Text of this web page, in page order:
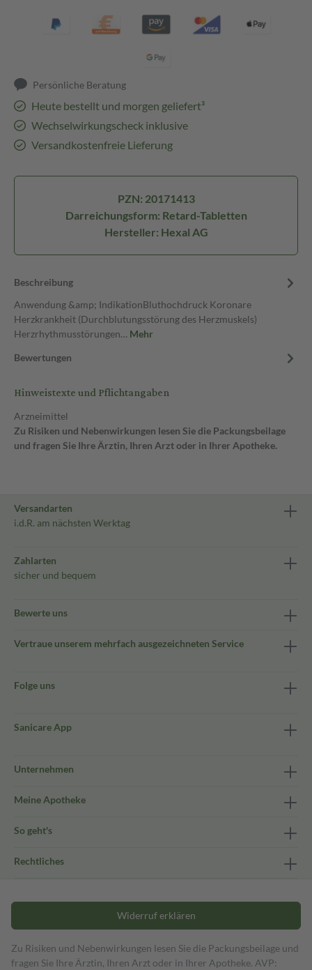
Persönliche Beratung
Heute bestellt und morgen geliefert³
Wechselwirkungscheck inklusive
Versandkostenfreie Lieferung
PZN: 20171413
Darreichungsform: Retard-Tabletten
Hersteller: Hexal AG
Beschreibung
Anwendung &amp; IndikationBluthochdruck Koronare
Herzkrankheit (Durchblutungsstörung des Herzmuskels)
Herzrhythmusstörungen… Mehr
Bewertungen
Hinweistexte und Pflichtangaben
Arzneimittel
Zu Risiken und Nebenwirkungen lesen Sie die Packungsbeilage
und fragen Sie Ihre Ärztin, Ihren Arzt oder in Ihrer Apotheke.
Versandarten
i.d.R. am nächsten Werktag
Zahlarten
sicher und bequem
Bewerte uns
Vertraue unserem mehrfach ausgezeichneten Service
Folge uns
Sanicare App
Unternehmen
Meine Apotheke
So geht's
Rechtliches
Widerruf erklären
Zu Risiken und Nebenwirkungen lesen Sie die Packungsbeilage und
fragen Sie Ihre Ärztin, Ihren Arzt oder in Ihrer Apotheke. AVP: